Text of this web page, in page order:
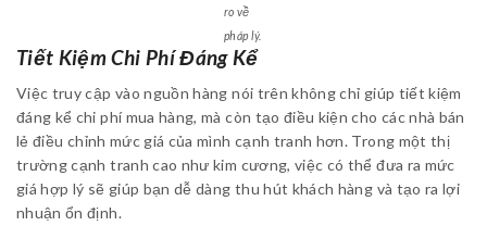
ro về
pháp lý.
Tiết Kiệm Chi Phí Đáng Kể
Việc truy cập vào nguồn hàng nói trên không chỉ giúp tiết kiệm
đáng kể chi phí mua hàng, mà còn tạo điều kiện cho các nhà bán
lẻ điều chỉnh mức giá của mình cạnh tranh hơn. Trong một thị
trường cạnh tranh cao như kim cương, việc có thể đưa ra mức
giá hợp lý sẽ giúp bạn dễ dàng thu hút khách hàng và tạo ra lợi
nhuận ổn định.